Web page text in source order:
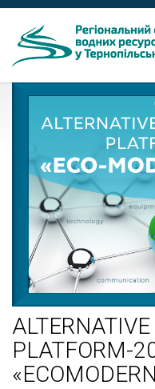
PLATFORM-